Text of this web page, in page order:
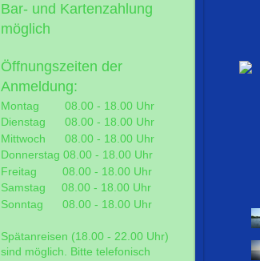
Bar- und Kartenzahlung
möglich
Öffnungszeiten der
Anmeldung:
Montag 08.00 - 18.00 Uhr
Dienstag 08.00 - 18.00 Uhr
Mittwoch 08.00 - 18.00 Uhr
Donnerstag 08.00 - 18.00 Uhr
Freitag 08.00 - 18.00 Uhr
Samstag 08.00 - 18.00 Uhr
Sonntag 08.00 - 18.00 Uhr
Spätanreisen (18.00 - 22.00 Uhr)
sind möglich. Bitte telefonisch